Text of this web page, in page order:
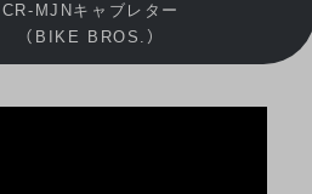
CR-MJNキャブレター
（BIKE BROS.）